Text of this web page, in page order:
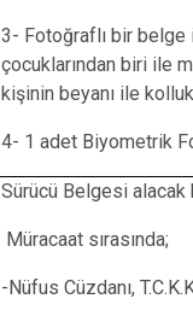
3- Fotoğraflı bir belge
çocuklarından biri ile
kişinin beyanı ile
4- 1 adet Biyometrik
Sürücü Belgesi alacak
Müracaat sırasında;
-Nüfus Cüzdanı,